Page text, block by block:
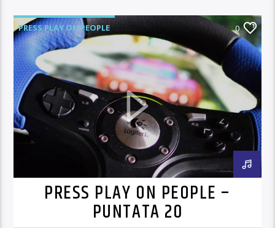
PRESS PLAY ON PEOPLE 0
PRESS PLAY ON PEOPLE –
PUNTATA 20